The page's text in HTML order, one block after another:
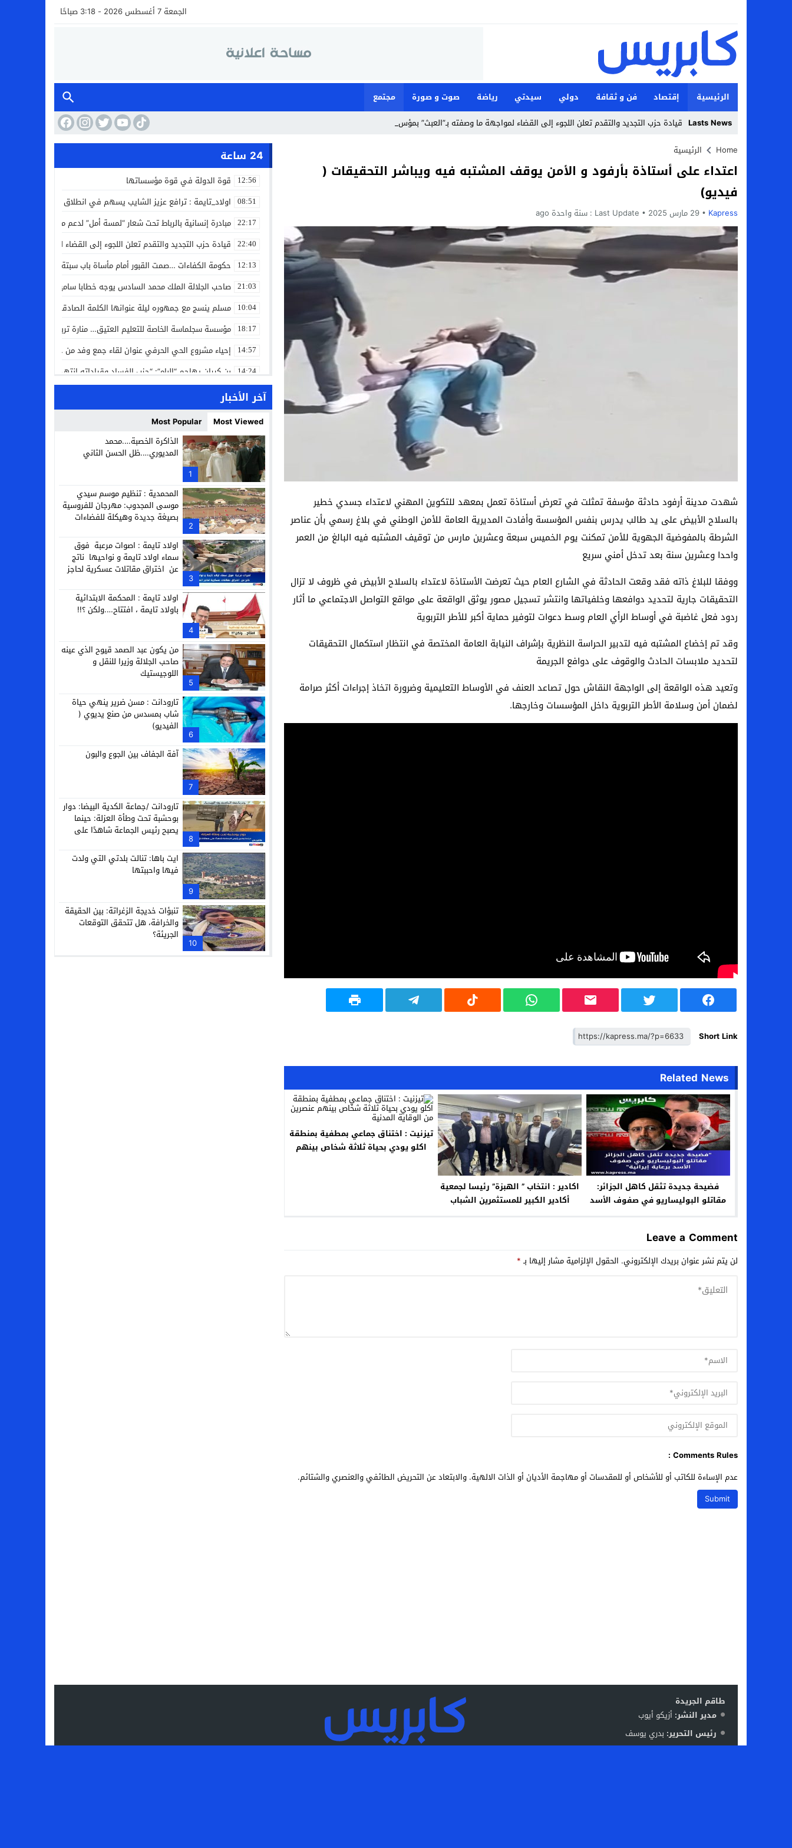
الجمعة 7 أغسطس 2026 - 3:18 صباحًا
الرئيسية إقتصاد فن و ثقافة دولي سيدتي رياضة صوت و صورة
مجتمع
Lasts News قيادة حزب التجديد والتقدم تعلن اللجوء إلى القضاء لمواجهة ما وصفته بـ”العبث” بمؤسسات الحزب _
Stop
Previous
Home الرئيسية
اعتداء على أستاذة بأرفود و الأمن يوقف المشتبه فيه ويباشر التحقيقات (
فيديو)
Kapress 29 مارس 2025 Last Update : سنة واحدة ago
شهدت مدينة أرفود حادثة مؤسفة تمثلت في تعرض أستاذة تعمل بمعهد للتكوين المهني لاعتداء جسدي خطير
بالسلاح الأبيض على يد طالب يدرس بنفس المؤسسة وأفادت المديرية العامة للأمن الوطني في بلاغ رسمي بأن عناصر
الشرطة بالمفوضية الجهوية للأمن تمكنت يوم الخميس سبعة وعشرين مارس من توقيف المشتبه فيه البالغ من العمر
واحدا وعشرين سنة بعد تدخل أمني سريع
ووفقا للبلاغ ذاته فقد وقعت الحادثة في الشارع العام حيث تعرضت الأستاذة لاعتداء بالسلاح الأبيض في ظروف لا تزال
التحقيقات جارية لتحديد دوافعها وخلفياتها وانتشر تسجيل مصور يوثق الواقعة على مواقع التواصل الاجتماعي ما أثار
ردود فعل غاضبة في أوساط الرأي العام وسط دعوات لتوفير حماية أكبر للأطر التربوية
وقد تم إخضاع المشتبه فيه لتدبير الحراسة النظرية بإشراف النيابة العامة المختصة في انتظار استكمال التحقيقات
لتحديد ملابسات الحادث والوقوف على دوافع الجريمة
وتعيد هذه الواقعة إلى الواجهة النقاش حول تصاعد العنف في الأوساط التعليمية وضرورة اتخاذ إجراءات أكثر صرامة
لضمان أمن وسلامة الأطر التربوية داخل المؤسسات وخارجها.
Short Link
Related News
فضيحة جديدة تثقل كاهل الجزائر:
مقاتلو البوليساريو في صفوف الأسد
اكادير : انتخاب ” الهبزة” رئيسا لجمعية
أكادير الكبير للمستثمرين الشباب
تيزنيت : اختناق جماعي بمطفية بمنطقة
اكلو يودي بحياة ثلاثة شخاص بينهم
Leave a Comment
لن يتم نشر عنوان بريدك الإلكتروني. الحقول الإلزامية مشار إليها بـ*
Comments Rules :
عدم الإساءة للكاتب أو للأشخاص أو للمقدسات أو مهاجمة الأديان أو الذات الالهية. والابتعاد عن التحريض الطائفي والعنصري والشتائم.
24 ساعة
12:56 قوة الدولة في قوة مؤسساتها
08:51 اولاد_تايمة : ترافع عزيز الشايب يسهم في انطلاق مشروع مائي
22:17 مبادرة إنسانية بالرباط تحت شعار “لمسة أمل” لدعم مرضى السرطان
22:40 قيادة حزب التجديد والتقدم تعلن اللجوء إلى القضاء لمواجهة ما
12:13 حكومة الكفاءات …صمت القبور أمام مأساة باب سبتة
21:03 صاحب الجلالة الملك محمد السادس يوجه خطابا ساميا إلى الأمة
10:04 مسلم ينسج مع جمهوره ليلة عنوانها الكلمة الصادقة في مهرجان
18:17 مؤسسة سجلماسة الخاصة للتعليم العتيق… منارة تربوية تجمع بين
14:57 إحياء مشروع الحي الحرفي عنوان لقاء جمع وفد من جمعية التضامن
14:24 بن كيران يهاجم “البام”: “حزب الفساد وقياداته انتهى ببعضها في
11:33 كمال محرر يقود استئنافية تارودانت: مسار قضائي راسخ ورؤية
حبشان وكيلاً عاماً بتارودانت: ترقية جديدة في الحركة القضائية
21:28 حزب الديمقراطيين الجدد يؤسس منظمتي شباب ونساء الصحراء بالعيون
13:37 عطش أولاد تايمة وسياسة “الحبة والقبة”: هل أصبح الماء إنجازاً بطولياً؟
12:25 انطلاق فعاليات الدورة 12 لمعرض المنتوجات المحلية بأكادير SIPTA (فيديو)
آخر الأخبار
Most Viewed
Most Popular
1
الذاكرة الخصبة….محمد
المديوري….ظل الحسن الثاني
2
المحمدية : تنظيم موسم سيدي
موسى المجدوب: مهرجان للفروسية
بصيغة جديدة وهيكلة للفضاءات
3
اولاد تايمة : اصوات مرعبة فوق
سماء اولاد تايمة و نواحيها ناتج
عن اختراق مقاتلات عسكرية لحاجز
4
اولاد تايمة : المحكمة الابتدائية
باولاد تايمة ، افتتاح….ولكن ؟!!
5
من يكون عبد الصمد قيوح الذي عينه
صاحب الجلالة وزيرا للنقل و
اللوجيستيك
6
تارودانت : مسن ضرير ينهي حياة
شاب بمسدس من صنع يديوي (
الفيديو)
7
آفة الجفاف بين الجوع والبون
8
تارودانت /جماعة الكدية البيضا: دوار
بوحشبة تحت وطأة العزلة: حينما
يصبح رئيس الجماعة شاهدًا على
9
ايت باها: تنالت بلدتي التي ولدت
فيها واحببتها
10
تنبؤات خديجة الزغراتة: بين الحقيقة
والخرافة، هل تتحقق التوقعات
الجريئة؟
طاقم الجريدة
مدير النشر: أزيكو أيوب
رئيس التحرير: بدري يوسف